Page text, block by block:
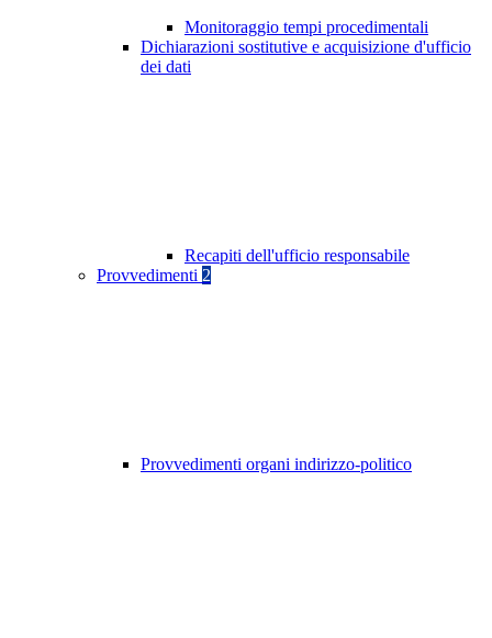
Monitoraggio tempi procedimentali
Dichiarazioni sostitutive e acquisizione d'ufficio
dei dati
Recapiti dell'ufficio responsabile
Provvedimenti 2
Provvedimenti organi indirizzo-politico